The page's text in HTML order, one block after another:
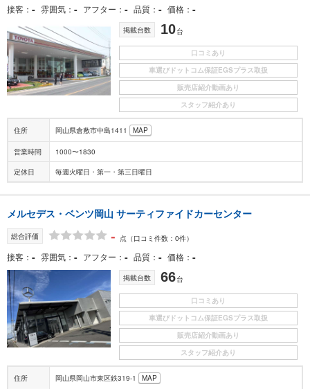
接客 - 雰囲気 - アフター - 品質 - 価格 -
掲載台数 10台
口コミあり
車選びドットコム保証EGSプラス取扱
販売店紹介動画あり
スタッフ紹介あり
住所 岡山県倉敷市中島1411 MAP
営業時間 1000〜1830
定休日 毎週火曜日・第一・第三日曜日
メルセデス・ベンツ岡山 サーティファイドカーセンター
総合評価 - 点 （口コミ件数：0件）
接客 - 雰囲気 - アフター - 品質 - 価格 -
掲載台数 66台
口コミあり
車選びドットコム保証EGSプラス取扱
販売店紹介動画あり
スタッフ紹介あり
住所 岡山県岡山市東区鉄319-1 MAP